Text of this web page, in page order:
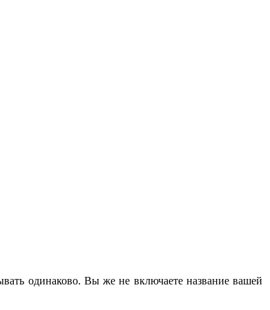
одинаково. Вы же не включаете название вашей